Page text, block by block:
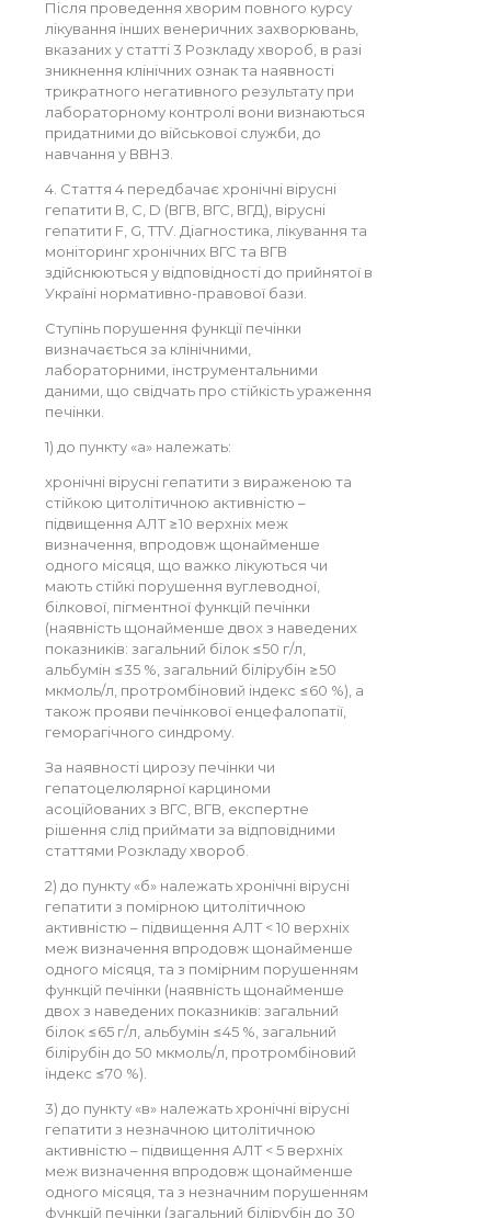
Після проведення хворим повного курсу
лікування інших венеричних захворювань,
вказаних у статті 3 Розкладу хвороб, в разі
зникнення клінічних ознак та наявності
трикратного негативного результату при
лабораторному контролі вони визнаються
придатними до військової служби, до
навчання у ВВНЗ.
4. Стаття 4 передбачає хронічні вірусні
гепатити В, С, D (ВГВ, ВГС, ВГД), вірусні
гепатити F, G, TTV. Діагностика, лікування та
моніторинг хронічних ВГС та ВГВ
здійснюються у відповідності до прийнятої в
Україні нормативно-правової бази.
Ступінь порушення функції печінки
визначається за клінічними,
лабораторними, інструментальними
даними, що свідчать про стійкість ураження
печінки.
1) до пункту «а» належать:
хронічні вірусні гепатити з вираженою та
стійкою цитолітичною активністю –
підвищення АЛТ ≥10 верхніх меж
визначення, впродовж щонайменше
одного місяця, що важко лікуються чи
мають стійкі порушення вуглеводної,
білкової, пігментної функцій печінки
(наявність щонайменше двох з наведених
показників: загальний білок ≤50 г/л,
альбумін ≤35 %, загальний білірубін ≥50
мкмоль/л, протромбіновий індекс ≤60 %), а
також прояви печінкової енцефалопатії,
геморагічного синдрому.
За наявності цирозу печінки чи
гепатоцелюлярної карциноми
асоційованих з ВГС, ВГВ, експертне
рішення слід приймати за відповідними
статтями Розкладу хвороб.
2) до пункту «б» належать хронічні вірусні
гепатити з помірною цитолітичною
активністю – підвищення АЛТ < 10 верхніх
меж визначення впродовж щонайменше
одного місяця, та з помірним порушенням
функцій печінки (наявність щонайменше
двох з наведених показників: загальний
білок ≤65 г/л, альбумін ≤45 %, загальний
білірубін до 50 мкмоль/л, протромбіновий
індекс ≤70 %).
3) до пункту «в» належать хронічні вірусні
гепатити з незначною цитолітичною
активністю – підвищення АЛТ < 5 верхніх
меж визначення впродовж щонайменше
одного місяця, та з незначним порушенням
функцій печінки (загальний білірубін до 30